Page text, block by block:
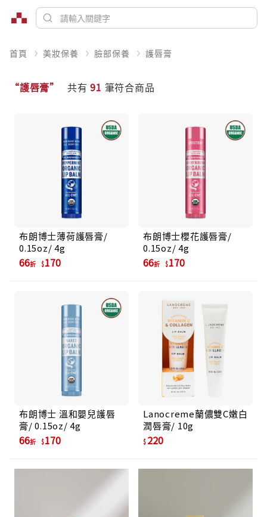
首頁 美妝保養 臉部保養 護唇膏
“護唇膏” 共有91 筆符合商品
布朗博士薄荷護唇膏/
0.15oz/ 4g
66折 170
布朗博士櫻花護唇膏/
0.15oz/ 4g
66折 170
布朗博士 溫和嬰兒護唇
膏/ 0.15oz/ 4g
66折 170
Lanocreme蘭儂雙C嫩白
潤唇膏/ 10g
220